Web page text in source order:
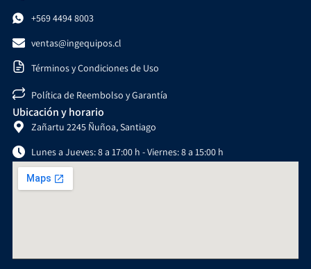
+569 4494 8003
ventas@ingequipos.cl
Términos y Condiciones de Uso
Política de Reembolso y Garantía
Ubicación y horario
Zañartu 2245 Ñuñoa, Santiago
Lunes a Jueves: 8 a 17:00 h - Viernes: 8 a 15:00 h